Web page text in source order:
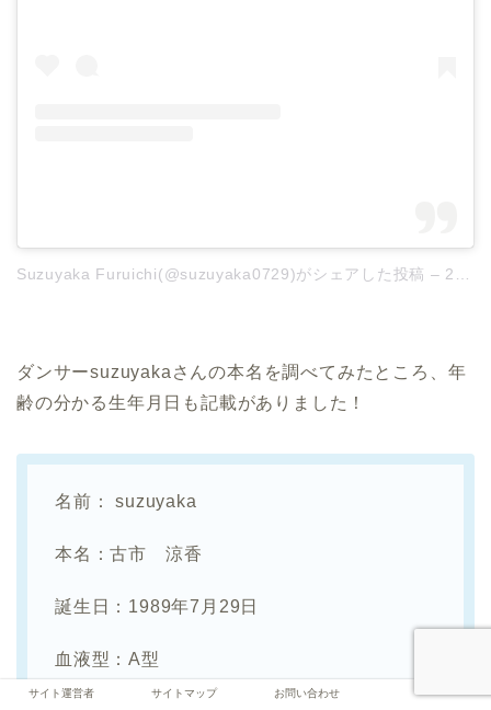
Suzuyaka Furuichi(@suzuyaka0729)がシェアした投稿 – 2020年 5月月13日午前1時39分PDT
ダンサーsuzuyakaさんの本名を調べてみたところ、年
齢の分かる生年月日も記載がありました！
名前： suzuyaka
本名：古市 涼香
誕生日：1989年7月29日
血液型：A型
サイト運営者 サイトマップ お問い合わせ